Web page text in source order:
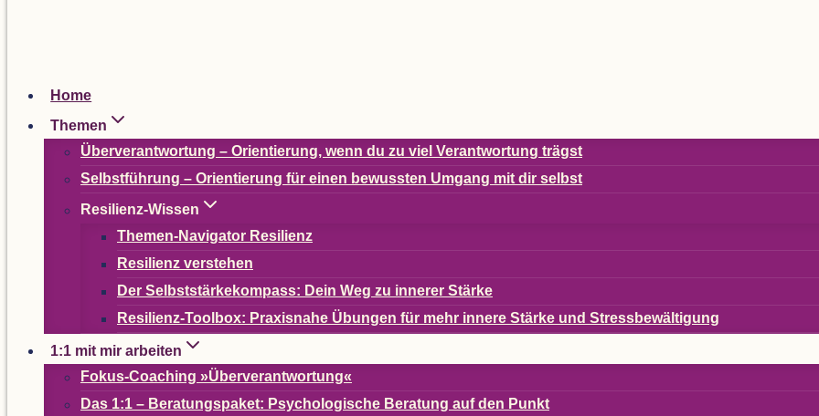
Home
The­men
Über­ver­ant­wor­tung – Ori­en­tie­rung, wenn du zu viel Ver­ant­wor­tung trägst
Selbst­füh­rung – Ori­en­tie­rung für einen bewuss­ten Umgang mit dir selbst
Resi­li­enz-Wis­sen
The­­men-Navi­­ga­­tor Resilienz
Resi­li­enz verstehen
Der Selbst­stär­ke­kom­pass: Dein Weg zu inne­rer Stärke
Resi­­li­enz-Tool­­box: Pra­xis­nahe Übun­gen für mehr innere Stärke und Stressbewältigung
1:1 mit mir arbeiten
Fokus-Coa­ching »Über­ver­ant­wor­tung«
Das 1:1 – Bera­tungs­pa­ket: Psy­cho­lo­gi­sche Bera­tung auf den Punkt